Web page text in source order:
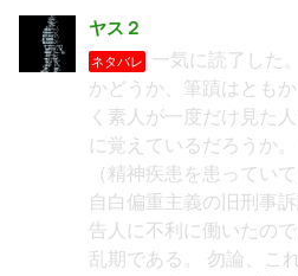
ヤス２
ネタバレ
一気に読了した
かどうか、筆蹟はとも
く素人が一度だけ見た
に覚えているだろうか
（精神疾患を患ってい
自白偏重主義の旧刑事
告人に不利に働いたの
乱期である。 勿論、こ